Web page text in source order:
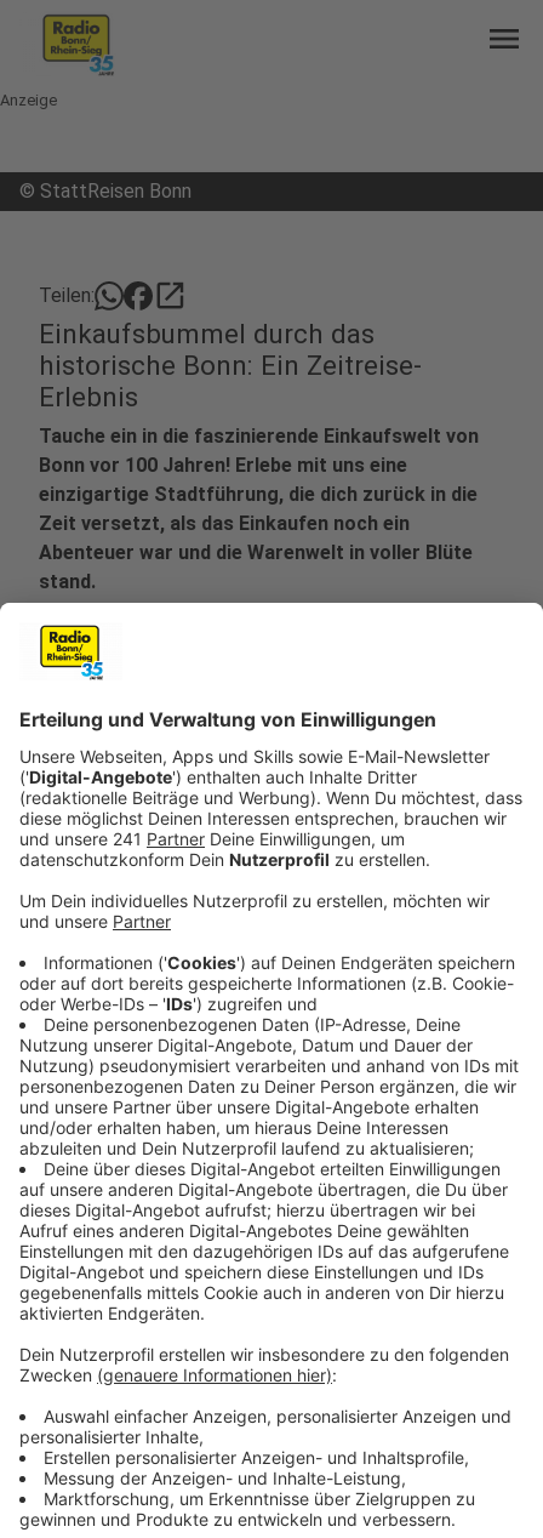
menu
Anzeige
© StattReisen Bonn
Teilen: open_in_new
Einkaufsbummel durch das
historische Bonn: Ein Zeitreise-
Erlebnis
Tauche ein in die faszinierende Einkaufswelt von
Bonn vor 100 Jahren! Erlebe mit uns eine
einzigartige Stadtführung, die dich zurück in die
Zeit versetzt, als das Einkaufen noch ein
Abenteuer war und die Warenwelt in voller Blüte
stand.
Veröffentlicht:
Ein Blick in die Vergangenheit
Anzeige
Im Jahr 1909 verwandelte sich Bonn rasant. Neue
innovative Produkte. Erinnerst du dich an den ersten
Automaten für warme Speisen am Markt oder das
neuartige "Schampoo" in der Drogerie? StattReisen
zeigen dir die historischen Handelsplätze und erzählen
die Geschichten von Käufern und Verkäufern. Erlebe,
wie sich das Sortiment in Kolonialwarenläden und
Apotheken erweiterte, während sich das
gesellschaftliche Leben in dieser aufregenden Zeit
veränderte.
Gemeinsam mit unserer charmanten "Perle" Berta
nehmen wir dich mit auf einen Einkaufsbummel durch
die Straßen Bonns und beleuchten, wer damals was,
Anzeige
Die Tour mit Petra Clemens
Anzeige